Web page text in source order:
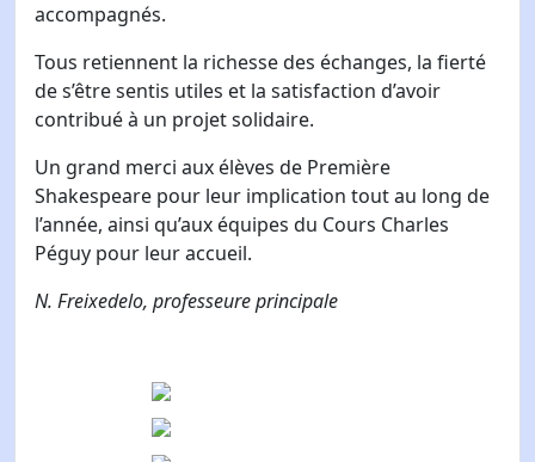
accompagnés.
Tous retiennent la richesse des échanges, la fierté
de s’être sentis utiles et la satisfaction d’avoir
contribué à un projet solidaire.
Un grand merci aux élèves de Première
Shakespeare pour leur implication tout au long de
l’année, ainsi qu’aux équipes du Cours Charles
Péguy pour leur accueil.
N. Freixedelo, professeure principale